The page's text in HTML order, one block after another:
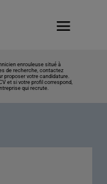
enrouleuse situé à
de recherche, contactez
proposer votre candidature.
et si votre profil correspond,
qui recrute.